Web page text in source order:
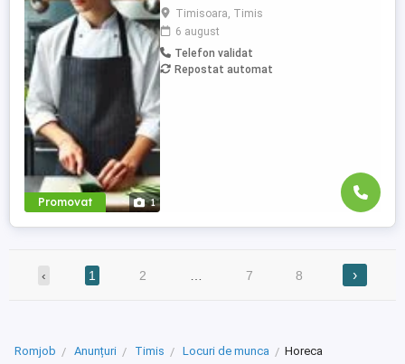
Promovat 1
competente Capacitatea de a respecta
retetele si indicatiile bucatarului.
Rapiditate si atentie la detalii in pregatirea
ingredientelor. Rezistenta fizica,
capacitatea de a sta in picioare perioade
Timisoara, Timis
6 august
Telefon validat
Repostat automat
‹ 1 2 7 8 ›
Romjob Anunțuri Timis Locuri de munca Horeca